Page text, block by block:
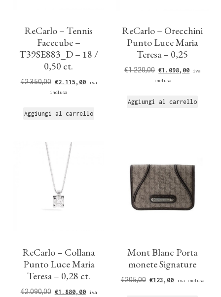
ReCarlo – Tennis
Facecube –
T39SE883_D – 18 /
0,50 ct.
€2.350,00 €2.115,00
iva
inclusa
Aggiungi al carrello
ReCarlo – Orecchini
Punto Luce Maria
Teresa – 0,25
€1.220,00 €1.098,00
iva
inclusa
Aggiungi al carrello
ReCarlo – Collana
Punto Luce Maria
Teresa – 0,28 ct.
€2.090,00 €1.880,00
iva
Mont Blanc Porta
monete Signature
€205,00 €123,00 iva inclusa